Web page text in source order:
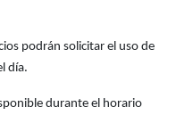
podrán solicitar el uso de
día.
durante el horario